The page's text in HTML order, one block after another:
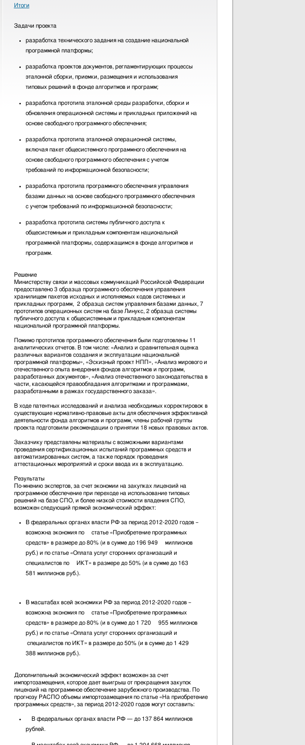
Итоги
Задачи проекта
разработка технического задания на создание национальной
программной платформы;
разработка проектов документов, регламентирующих процессы
эталонной сборки, приемки, размещения и использования
типовых решений в фонде алгоритмов и программ;
разработка прототипа эталонной среды разработки, сборки и
обновления операционной системы и прикладных приложений на
основе свободного программного обеспечения;
разработка прототипа эталонной операционной системы,
включая пакет общесистемного программного обеспечения на
основе свободного программного обеспечения с учетом
требований по информационной безопасности;
разработка прототипа программного обеспечения управления
базами данных на основе свободного программного обеспечения
с учетом требований по информационной безопасности;
разработка прототипа системы публичного доступа к
общесистемным и прикладным компонентам национальной
программной платформы, содержащимся в фонде алгоритмов и
программ.
Решение
Министерству связи и массовых коммуникаций Российской Федерации
предоставлено 3 образца программного обеспечения управления
хранилищем пакетов исходных и исполняемых кодов системных и
прикладных программ, 2 образца систем управления базами данных, 7
прототипов операционных систем на базе Линукс, 2 образца системы
публичного доступа к общесистемным и прикладным компонентам
национальной программной платформы.
Помимо прототипов программного обеспечения были подготовлены 11
аналитических отчетов. В том числе: «Анализ и сравнительная оценка
различных вариантов создания и эксплуатации национальной
программной платформы», «Эскизный проект НПП», «Анализ мирового и
отечественного опыта внедрения фондов алгоритмов и программ,
разработанных документов», «Анализ отечественного законодательства в
части, касающейся правообладания алгоритмами и программами,
разработанными в рамках государственного заказа».
В ходе патентных исследований и анализа необходимых корректировок в
существующие нормативно-правовые акты для обеспечения эффективной
деятельности фонда алгоритмов и программ, члены рабочей группы
проекта подготовили рекомендации о принятии 18 новых правовых актов.
Заказчику представлены материалы с возможными вариантами
проведения сертификационных испытаний программных средств и
автоматизированных систем, а также порядок проведения
аттестационных мероприятий и сроки ввода их в эксплуатацию.
Результаты
По-мнению экспертов, за счет экономии на закупках лицензий на
программное обеспечение при переходе на использование типовых
решений на базе СПО, и более низкой стоимости владения СПО,
возможен следующий прямой экономический эффект:
В федеральных органах власти РФ за период 2012-2020 годов –
возможна экономия по статье «Приобретение программных
средств» в размере до 80% (и в сумме до 196 949 миллионов
руб.) и по статье «Оплата услуг сторонних организаций и
специалистов по ИКТ» в размере до 50% (и в сумме до 163
581 миллионов руб.).
В масштабах всей экономики РФ за период 2012-2020 годов –
возможна экономия по статье «Приобретение программных
средств» в размере до 80% (и в сумме до 1 720 955 миллионов
руб.) и по статье «Оплата услуг сторонних организаций и
специалистов по ИКТ» в размере до 50% (и в сумме до 1 429
388 миллионов руб.).
Дополнительный экономический эффект возможен за счет
импортозамещения, которое дает выигрыш от прекращения закупок
лицензий на программное обеспечение зарубежного производства. По
прогнозу РАСПО объемы импортозамещения по статье «На приобретение
программных средств», за период 2012-2020 годов могут составить:
В федеральных органах власти РФ — до 137 864 миллионов
рублей.